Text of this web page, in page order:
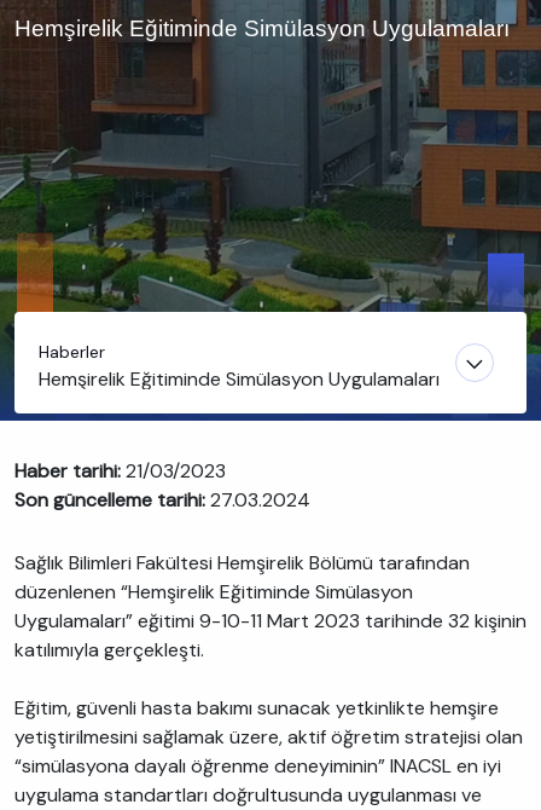
Hemşirelik Eğitiminde Simülasyon Uygulamaları
Haberler
Hemşirelik Eğitiminde Simülasyon Uygulamaları
Haber tarihi:21/03/2023
Son güncelleme tarihi:27.03.2024
Sağlık Bilimleri Fakültesi Hemşirelik Bölümü tarafından
düzenlenen “Hemşirelik Eğitiminde Simülasyon
Uygulamaları” eğitimi 9-10-11 Mart 2023 tarihinde 32 kişinin
katılımıyla gerçekleşti.
Eğitim, güvenli hasta bakımı sunacak yetkinlikte hemşire
yetiştirilmesini sağlamak üzere, aktif öğretim stratejisi olan
“simülasyona dayalı öğrenme deneyiminin” INACSL en iyi
uygulama standartları doğrultusunda uygulanması ve